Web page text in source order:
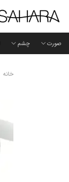
صورت چشم
خانه